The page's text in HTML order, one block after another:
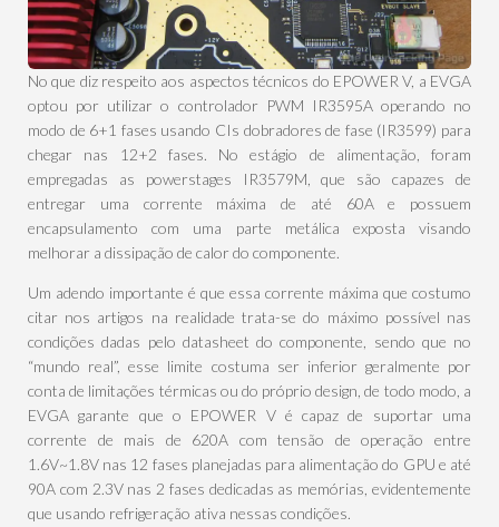
No que diz respeito aos aspectos técnicos do EPOWER V, a EVGA
optou por utilizar o controlador PWM IR3595A operando no
modo de 6+1 fases usando CIs dobradores de fase (IR3599) para
chegar nas 12+2 fases. No estágio de alimentação, foram
empregadas as powerstages IR3579M, que são capazes de
entregar uma corrente máxima de até 60A e possuem
encapsulamento com uma parte metálica exposta visando
melhorar a dissipação de calor do componente.
Um adendo importante é que essa corrente máxima que costumo
citar nos artigos na realidade trata-se do máximo possível nas
condições dadas pelo datasheet do componente, sendo que no
“mundo real”, esse limite costuma ser inferior geralmente por
conta de limitações térmicas ou do próprio design, de todo modo, a
EVGA garante que o EPOWER V é capaz de suportar uma
corrente de mais de 620A com tensão de operação entre
1.6V~1.8V nas 12 fases planejadas para alimentação do GPU e até
90A com 2.3V nas 2 fases dedicadas as memórias, evidentemente
que usando refrigeração ativa nessas condições.